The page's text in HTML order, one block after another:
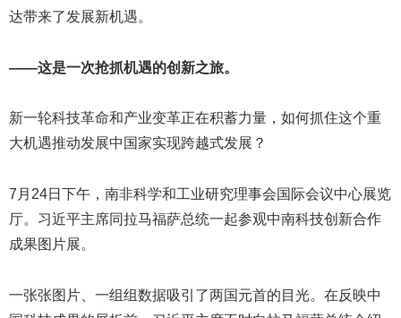
达带来了发展新机遇。
——这是一次抢抓机遇的创新之旅。
新一轮科技革命和产业变革正在积蓄力量，如何抓住这个重
大机遇推动发展中国家实现跨越式发展？
7月24日下午，南非科学和工业研究理事会国际会议中心展览
厅。习近平主席同拉马福萨总统一起参观中南科技创新合作
成果图片展。
一张张图片、一组组数据吸引了两国元首的目光。在反映中